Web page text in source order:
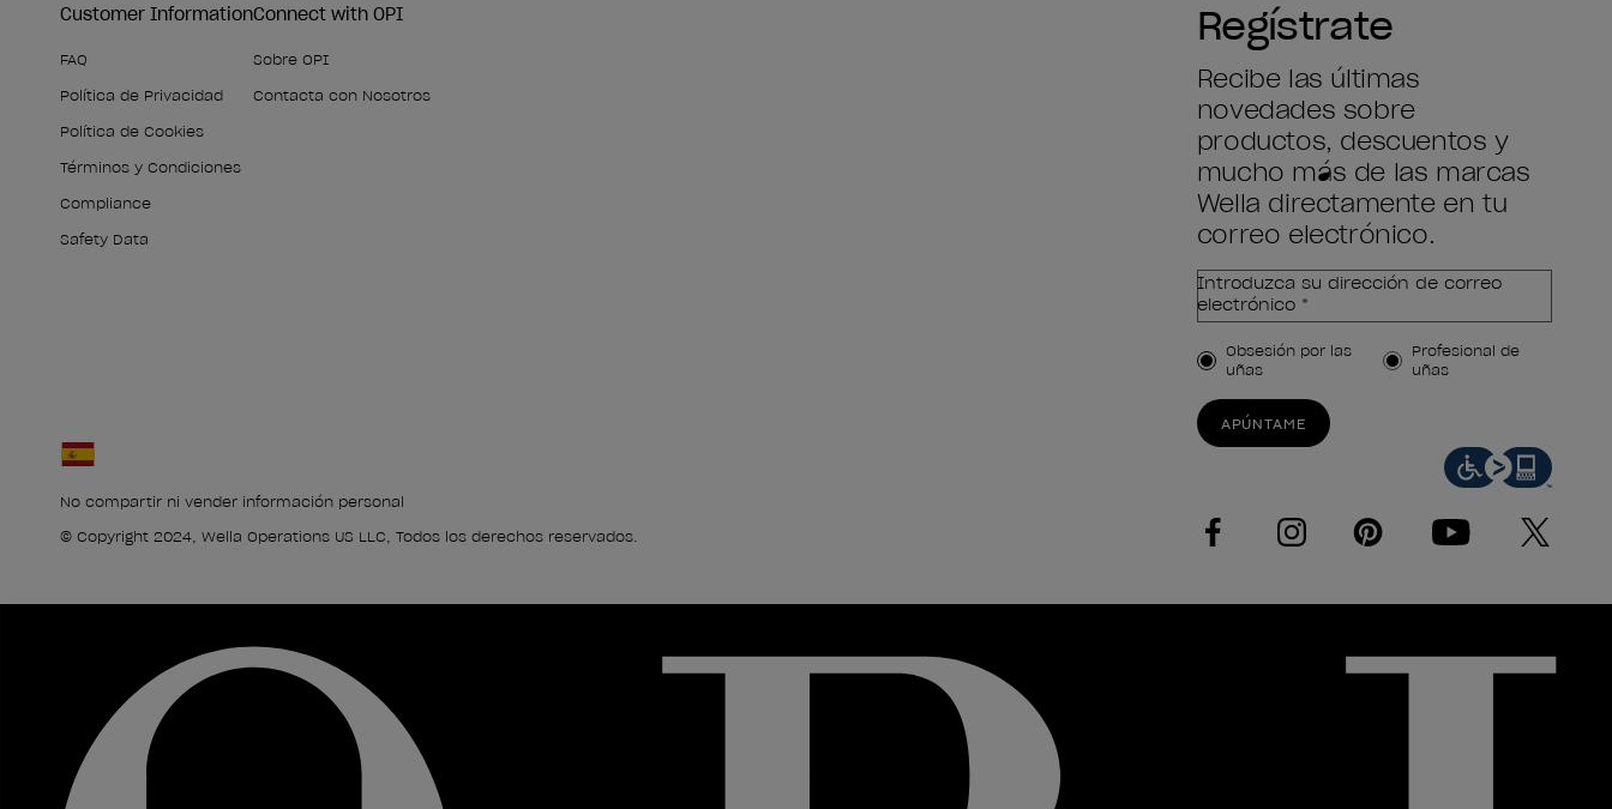
Customer Information
FAQ
Política de Privacidad
Política de Cookies
Términos y Condiciones
Compliance
Safety Data
Connect with OPI
Sobre OPI
Contacta con Nosotros
No compartir ni vender información personal
© Copyright 2024, Wella Operations US LLC, Todos los derechos reservados.
Regístrate
Recibe las últimas
novedades sobre
productos, descuentos y
mucho más de las marcas
Wella directamente en tu
correo electrónico.
Introduzca su dirección de correo
electrónico *
Tipo de cliente
Obsesión por las
uñas
Profesional de
uñas
APÚNTAME